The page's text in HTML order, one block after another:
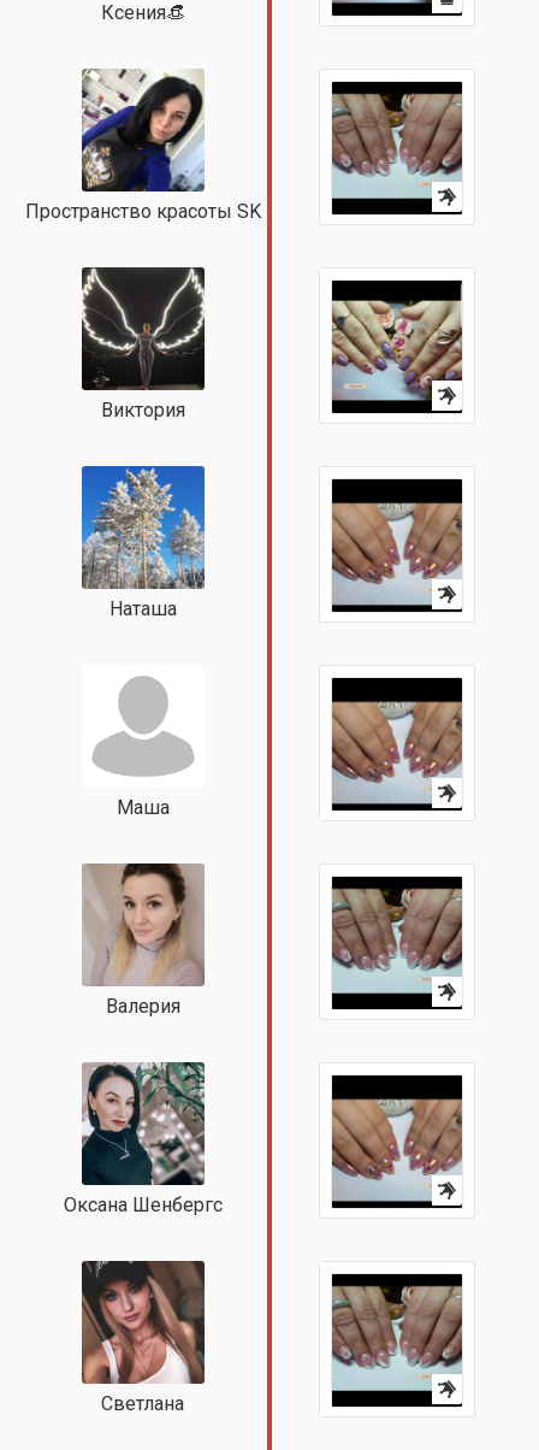
Ксения👒
Пространство красоты SK
Виктория
Наташа
Маша
Валерия
Оксана Шенбергс
Светлана